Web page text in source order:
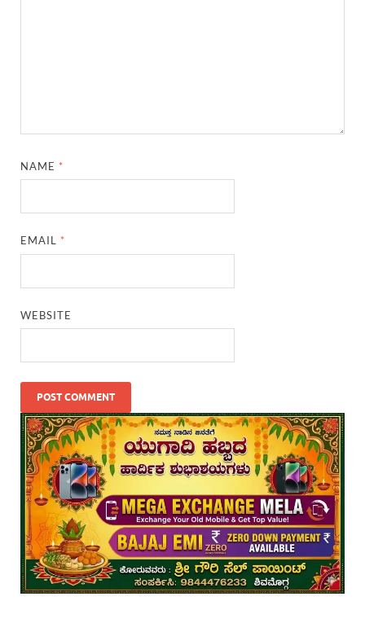
NAME *
EMAIL *
WEBSITE